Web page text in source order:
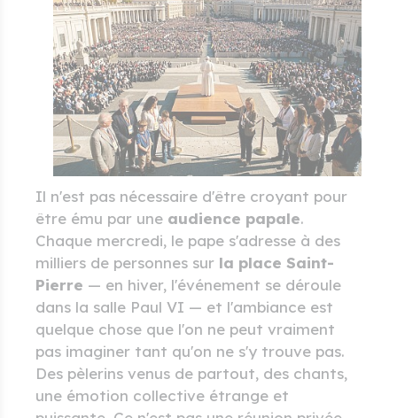
Il n'est pas nécessaire d'être croyant pour
être ému par une audience papale.
Chaque mercredi, le pape s'adresse à des
milliers de personnes sur la place Saint-
Pierre — en hiver, l'événement se déroule
dans la salle Paul VI — et l'ambiance est
quelque chose que l'on ne peut vraiment
pas imaginer tant qu'on ne s'y trouve pas.
Des pèlerins venus de partout, des chants,
une émotion collective étrange et